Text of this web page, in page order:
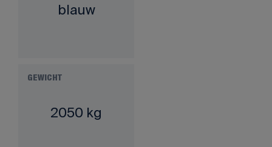
blauw
GEWICHT
2050 kg